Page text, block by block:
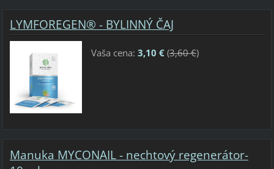
LYMFOREGEN® - BYLINNÝ ČAJ
Vaša cena: 3,10 €(3,60 €)
Manuka MYCONAIL - nechtový regenerátor-